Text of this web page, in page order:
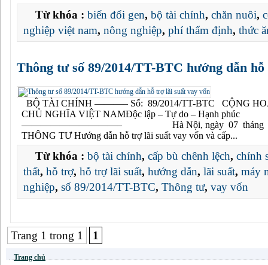
Từ khóa : biến đổi gen, bộ tài chính, chăn nuôi,
nghiệp việt nam, nông nghiệp, phí thẩm định, thức
Thông tư số 89/2014/TT-BTC hướng dẫn
BỘ TÀI CHÍNH ———– Số: 89/2014/TT-BTC CỘNG
CHỦ NGHĨA VIỆT NAMĐộc lập – Tự do – Hạnh phúc
——————————– Hà Nội, ngày 07 tháng 7
THÔNG TƯ Hướng dẫn hỗ trợ lãi suất vay vốn và cấp...
Từ khóa : bộ tài chính, cấp bù chênh lệch, chính
thất, hỗ trợ, hỗ trợ lãi suất, hướng dẫn, lãi suất, máy
nghiệp, số 89/2014/TT-BTC, Thông tư, vay vốn
Trang 1 trong 1 1
Trang chủ